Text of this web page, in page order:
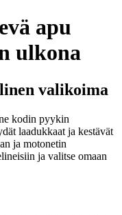
apu
ulkona
valikoima
kodin pyykin
laadukkaat ja kestävät
ja motonetin
ja valitse omaan